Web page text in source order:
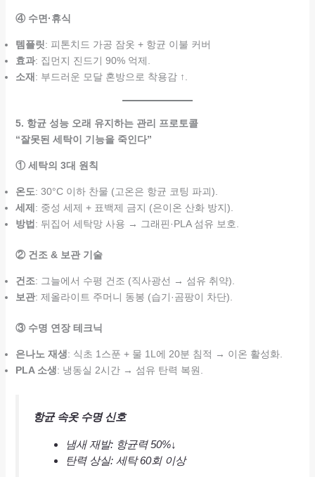
④ 수면·휴식
템플릿: 피톤치드 가공 잠옷 + 항균 이불 커버
효과: 집먼지 진드기 90% 억제.
소재 : 부드러운 모달 혼방으로 착용감 ↑.
5. 항균 성능 오래 유지하는 관리 프로토콜
“잘못된 세탁이 기능을 죽인다”
① 세탁의 3대 원칙
온도: 30°C 이하 찬물 (고온은 항균 코팅 파괴).
세제 : 중성 세제 + 표백제 금지 (은이온 산화 방지).
방법 : 뒤집어 세탁망 사용 → 그래핀·PLA 섬유 보호.
② 건조 & 보관 기술
건조: 그늘에서 수평 건조 (직사광선 → 섬유 취약).
보관: 제올라이트 주머니 동봉 (습기·곰팡이 차단).
③ 수명 연장 테크닉
은나노 재생: 식초 1스푼 + 물 1L에 20분 침적 → 이온 활성화.
PLA 소생: 냉동실 2시간 → 섬유 탄력 복원.
항균 속옷 수명 신호
냄새 재발: 항균력 50%↓
탄력 상실: 세탁 60회 이상